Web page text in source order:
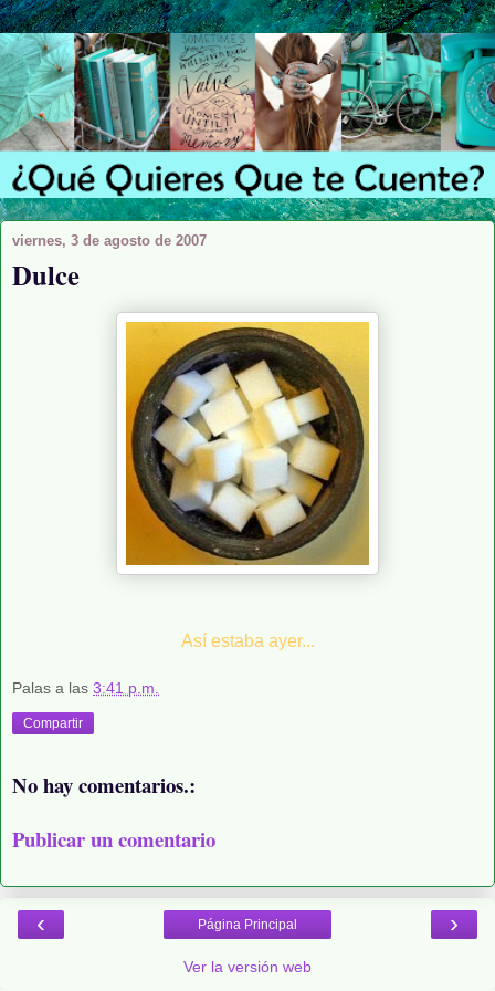
viernes, 3 de agosto de 2007
Dulce
Así estaba ayer...
Palas a las 3:41 p.m.
Compartir
No hay comentarios.:
Publicar un comentario
‹ ›
Página Principal
Ver la versión web